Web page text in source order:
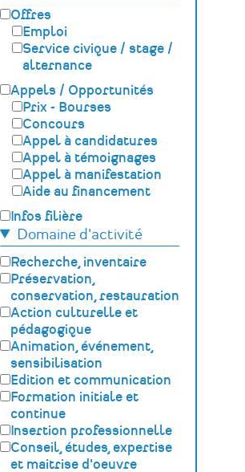
Offres
Emploi
Service civique / stage /
alternance
Appels / Opportunités
Prix - Bourses
Concours
Appel à candidatures
Appel à témoignages
Appel à manifestation
Aide au financement
Infos filière
Domaine d'activité
Recherche, inventaire
Préservation,
conservation, restauration
Action culturelle et
pédagogique
Animation, événement,
sensibilisation
Edition et communication
Formation initiale et
continue
Insertion professionnelle
Conseil, études, expertise
et maitrise d'oeuvre